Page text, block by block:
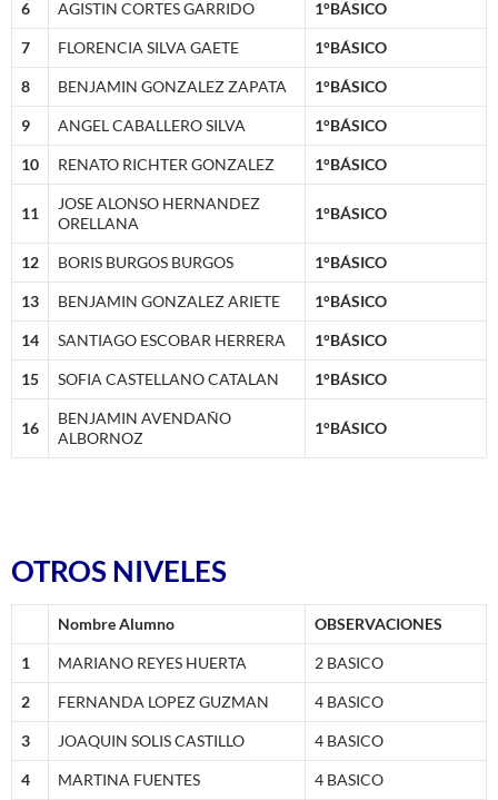
6 AGISTIN CORTES GARRIDO 1°BÁSICO
7 FLORENCIA SILVA GAETE 1°BÁSICO
8 BENJAMIN GONZALEZ ZAPATA 1°BÁSICO
9 ANGEL CABALLERO SILVA 1°BÁSICO
10 RENATO RICHTER GONZALEZ 1°BÁSICO
11
JOSE ALONSO HERNANDEZ
ORELLANA
1°BÁSICO
12 BORIS BURGOS BURGOS 1°BÁSICO
13 BENJAMIN GONZALEZ ARIETE 1°BÁSICO
14 SANTIAGO ESCOBAR HERRERA 1°BÁSICO
15 SOFIA CASTELLANO CATALAN 1°BÁSICO
16
BENJAMIN AVENDAÑO
ALBORNOZ
1°BÁSICO
OTROS NIVELES
Nombre Alumno OBSERVACIONES
1 MARIANO REYES HUERTA 2 BASICO
2 FERNANDA LOPEZ GUZMAN 4 BASICO
3 JOAQUIN SOLIS CASTILLO 4 BASICO
4 MARTINA FUENTES 4 BASICO